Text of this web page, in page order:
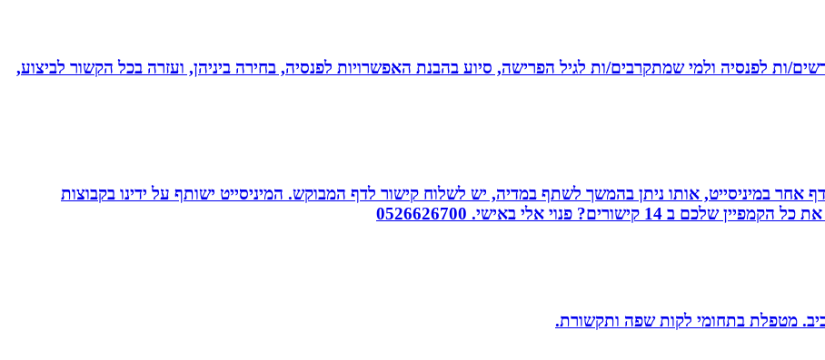
ות לפנסיה ולמי שמתקרבים/ות לגיל הפרישה, סיוע בהבנת האפשרויות לפנסיה, בחירה ביניהן, ועזרה בכל הקשור לביצוע,
אחר במיניסייט, אותו ניתן בהמשך לשתף במדיה, יש לשלוח קישור לדף המבוקש. המיניסייט ישותף על ידינו בקבוצות
פנוי אלי באישי. 0526626700
מטפלת בתחומי לקות שפה ותקשורת.